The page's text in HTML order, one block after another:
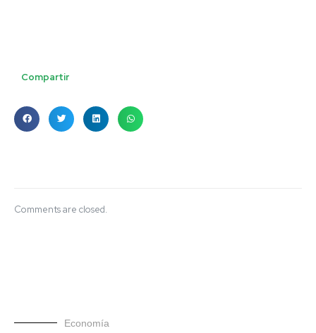
Compartir
Comments are closed.
Economía